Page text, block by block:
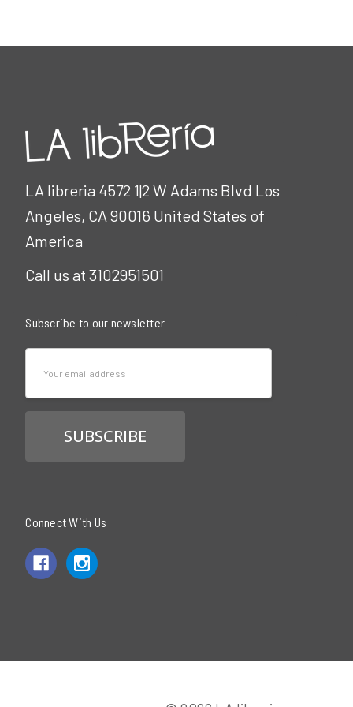
LA libreria 4572 1|2 W Adams Blvd Los
Angeles, CA 90016 United States of
America
Call us at 3102951501
Subscribe to our newsletter
Connect With Us